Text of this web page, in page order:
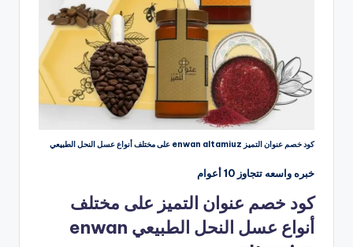
كود خصم عنوان التميز enwan altamiuz على مختلف أنواع عسل النحل الطبيعي
خبره واسعه تتجاوز 10 أعوام
كود خصم عنوان التميز على مختلف
أنواع عسل النحل الطبيعي enwan